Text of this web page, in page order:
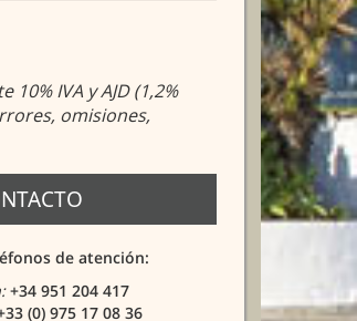
IVA y AJD (1,2%
omisiones,
de atención:
+34 951 204 417
(0) 975 17 08 36